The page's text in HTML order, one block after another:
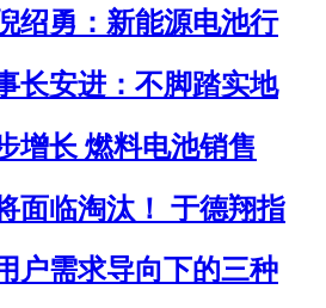
绍勇：新能源电池行
长安进：不脚踏实地
增长 燃料电池销售
面临淘汰！ 于德翔指
户需求导向下的三种